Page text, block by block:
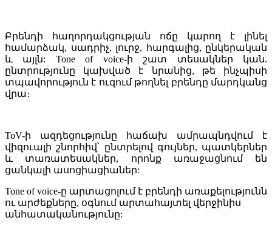
Բրենդի հաղորդակցության ոճը կարող է լինել
համարձակ, սադրիչ, լուրջ, հարգալից, ընկերական
և այլն: Tone of voice-ի շատ տեսակներ կան.
ընտրությունը կախված է նրանից, թե ինչպիսի
տպավորություն է ուզում թողնել բրենդը մարդկանց
վրա։
ToV-ի ազդեցությունը հաճախ ամրապնդվում է
վիզուալի շնորհիվ՝ ընտրելով գույներ, պատկերներ
և տառատեսակներ, որոնք առաջացնում են
ցանկալի ասոցիացիաներ:
Tone of voice-ը արտացոլում է բրենդի առաքելությունն
ու արժեքները, օգնում արտահայտել վերջինիս
անհատականությունը: